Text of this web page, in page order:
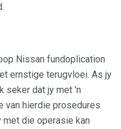
Nissan fundoplication
ernstige terugvloei. As jy
seker dat jy met 'n
van hierdie prosedures
met die operasie kan